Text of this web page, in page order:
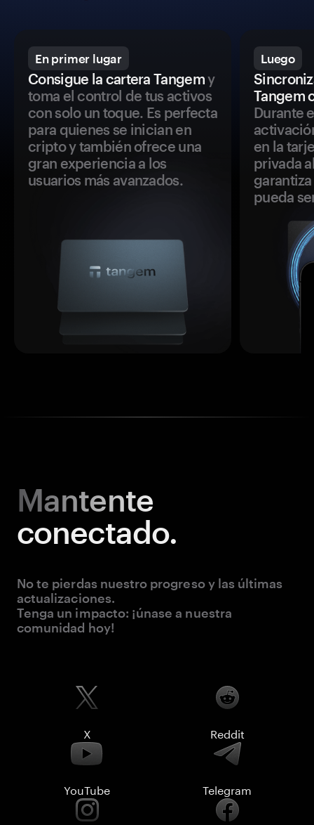
En primer lugar
Consigue la cartera Tangemy
toma el control de tus activos
con solo un toque. Es perfecta
para quienes se inician en
cripto y también ofrece una
gran experiencia a los
usuarios más avanzados.
Luego
Tangem
Durante
en la
privada
pueda
Mantente
conectado.
No te pierdas nuestro progreso y las últimas
actualizaciones.
Tenga un impacto: ¡únase a nuestra
comunidad hoy!
X Reddit
YouTube Telegram